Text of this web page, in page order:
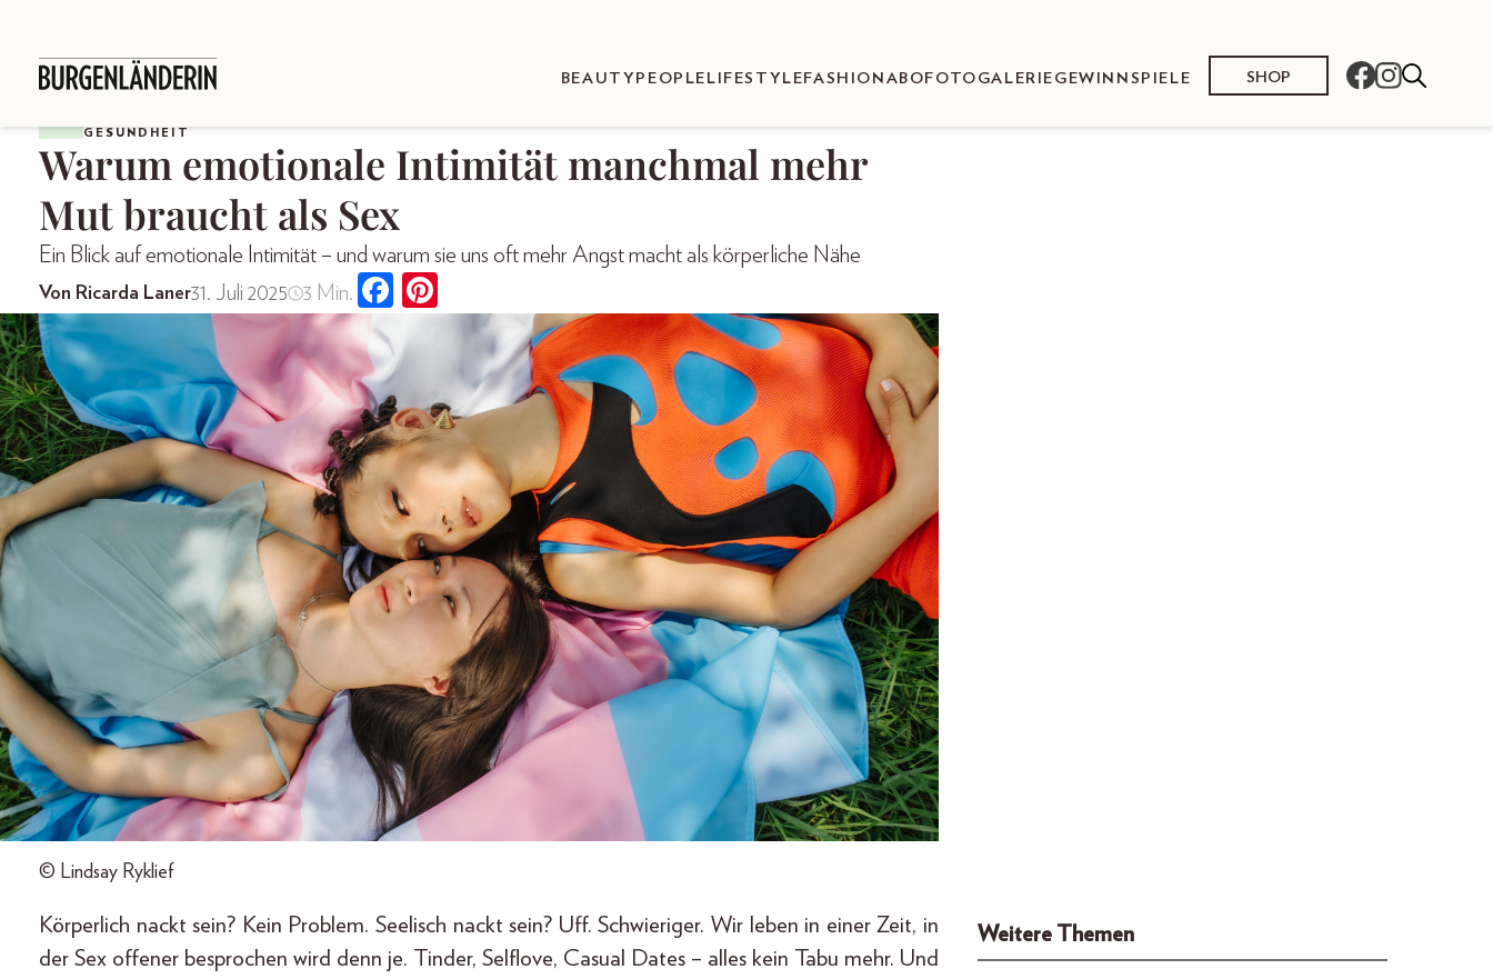
BEAUTY PEOPLE LIFESTYLEFASHION ABOFOTOGALERIE GEWINNSPIELE SHOP
GESUNDHEIT
Warum emotionale Intimität manchmal mehr
Mut braucht als Sex
Ein Blick auf emotionale Intimität – und warum sie uns oft mehr Angst macht als körperliche Nähe
Von Ricarda Laner31. Juli 2025 3 Min.
© Lindsay Ryklief
Körperlich nackt sein? Kein Problem. Seelisch nackt sein? Uff. Schwieriger. Wir leben in einer Zeit, in
der Sex offener besprochen wird denn je. Tinder, Selflove, Casual Dates – alles kein Tabu mehr. Und
Weitere Themen